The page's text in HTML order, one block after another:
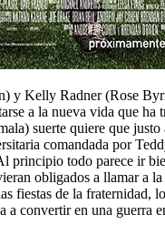
y Kelly Radner (Rose
a la nueva vida que ha
suerte quiere que justo
comandada por
principio todo parece ir
obligados a llamar a
fiestas de la fraternidad,
a convertir en una guerra